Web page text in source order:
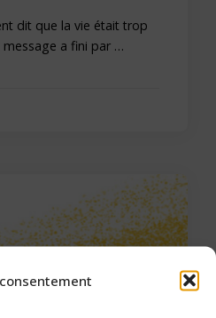
dit que la vie était trop
message a fini par …